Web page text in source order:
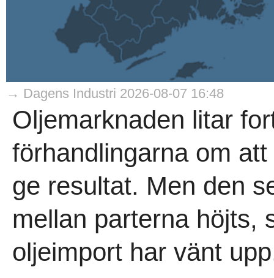
→ Dagens Industri 2026-08-07 16:48
Oljemarknaden litar
förhandlingarna om
ge resultat. Men den
mellan parterna höjts,
oljeimport har vänt